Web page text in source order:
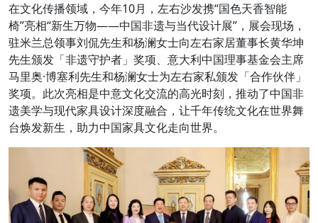
在文化传播领域，今年10月，左右沙发携“国色天香智能
椅”亮相“新生万物——中国非遗与当代设计展”，展会现场，
驻米兰总领事刘侃先生和杨澜女士向左右家居董事长黄华坤
先生颁发「非遗守护者」奖项、意大利中国理事基金会主席
马里奥·博塞利先生和杨澜女士为左右家私颁发「合作伙伴」
奖项。此次亮相是中意文化交流的高光时刻，推动了中国非
遗美学与现代家具设计深度融合，让千年传统文化在世界舞
台焕发新生，助力中国家具文化走向世界。